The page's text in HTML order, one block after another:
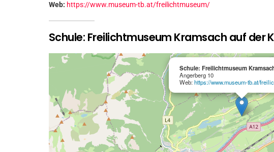
Web: https://www.museum-tb.at/freilichtmuseum/
Schule: Freilichtmuseum Kramsach auf der
Schule: Freilichtmuseum
Angerberg 10
Web:https://www.museum-tb.at/